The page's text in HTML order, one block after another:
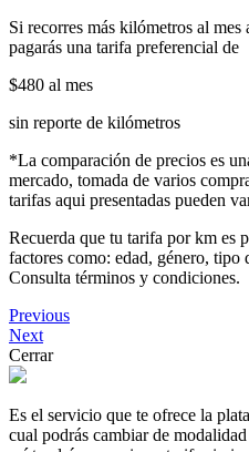
Si recorres más kilómetros al
pagarás una tarifa preferencial de
$480 al mes
sin reporte de kilómetros
*La comparación de precios es
mercado, tomada de varios
tarifas aqui presentadas pueden
Recuerda que tu tarifa por km es
factores como: edad, género, tipo
Consulta términos y condiciones.
Previous
Next
Cerrar
Es el servicio que te ofrece la
cual podrás cambiar de